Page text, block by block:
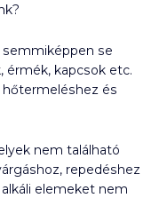
se
érmék, kapcsok etc.
és
nem található
repedéshez
elemeket nem